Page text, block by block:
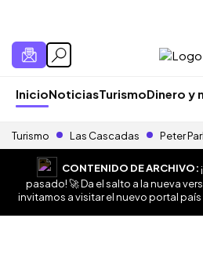
InicioNoticiasTurismoDinero y
Turismo Las Cascadas Peter
CONTENIDO DE ARCHIVO:
pasado! 🚀 Da el salto a la nueva
invitamos a visitar el nuevo portal